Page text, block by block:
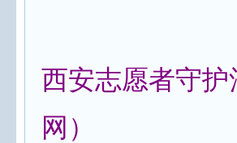
西安志愿者守
网）